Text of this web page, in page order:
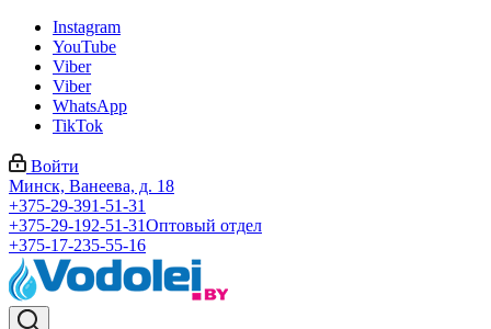
Instagram
YouTube
Viber
Viber
WhatsApp
TikTok
Войти
Минск, Ванеева, д. 18
+375-29-391-51-31
+375-29-192-51-31Оптовый отдел
+375-17-235-55-16